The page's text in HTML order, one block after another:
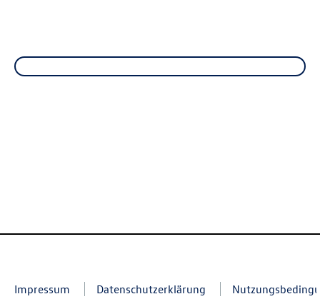
Impressum Datenschutzerklärung